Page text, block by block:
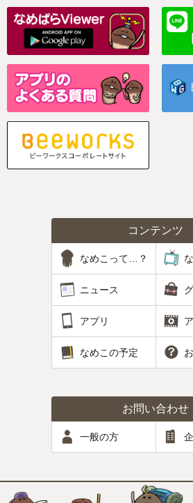
コンテンツ
なめこって…？
ニュース
アプリ
なめこの予定
お問い合わせ
一般の方